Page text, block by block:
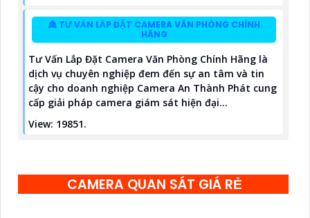
👸 TƯ VẤN LẮP ĐẶT CAMERA VĂN PHÒNG CHÍNH
HÃNG
Tư Vấn Lắp Đặt Camera Văn Phòng Chính Hãng là
dịch vụ chuyên nghiệp đem đến sự an tâm và tin
cậy cho doanh nghiệp Camera An Thành Phát cung
cấp giải pháp camera giám sát hiện đại...
View: 19851.
CAMERA QUAN SÁT GIÁ RẺ